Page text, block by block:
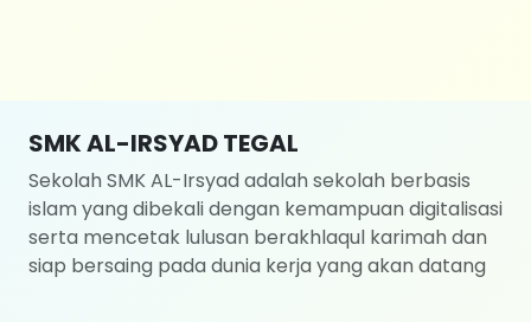
SMK AL-IRSYAD TEGAL
Sekolah SMK AL-Irsyad adalah sekolah berbasis
islam yang dibekali dengan kemampuan digitalisasi
serta mencetak lulusan berakhlaqul karimah dan
siap bersaing pada dunia kerja yang akan datang